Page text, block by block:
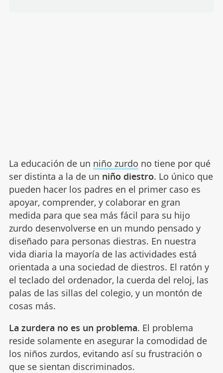
La educación de un niño zurdo no tiene por qué
ser distinta a la de un niño diestro. Lo único que
pueden hacer los padres en el primer caso es
apoyar, comprender, y colaborar en gran
medida para que sea más fácil para su hijo
zurdo desenvolverse en un mundo pensado y
diseñado para personas diestras. En nuestra
vida diaria la mayoría de las actividades está
orientada a una sociedad de diestros. El ratón y
el teclado del ordenador, la cuerda del reloj, las
palas de las sillas del colegio, y un montón de
cosas más.
La zurdera no es un problema. El problema
reside solamente en asegurar la comodidad de
los niños zurdos, evitando así su frustración o
que se sientan discriminados.